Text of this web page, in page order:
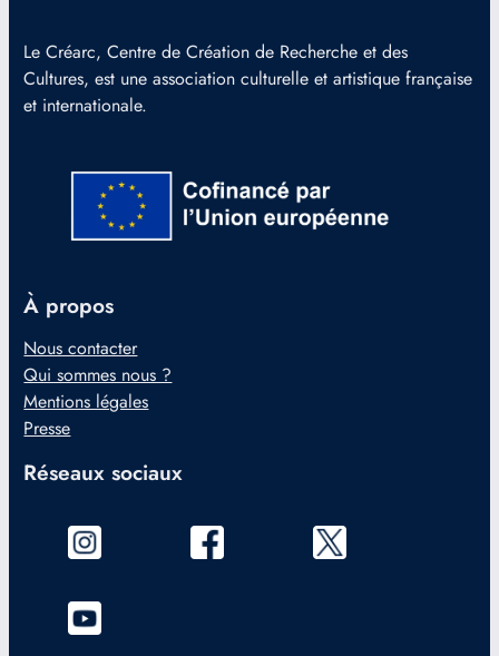
Le Créarc, Centre de Création de Recherche et des
Cultures, est une association culturelle et artistique française
et internationale.
À propos
Nous contacter
Qui sommes nous ?
Mentions légales
Presse
Réseaux sociaux